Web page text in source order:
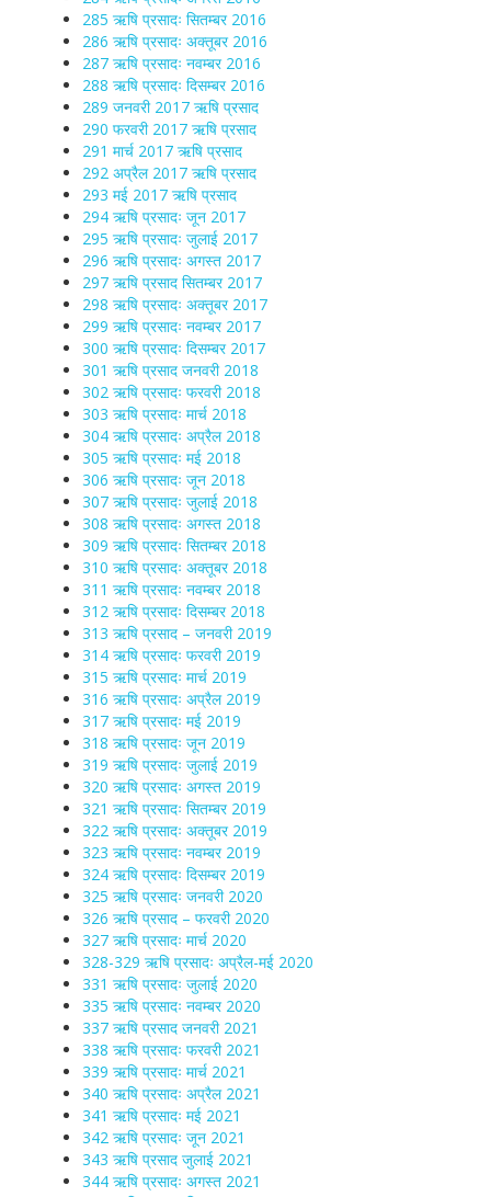
285 ऋषि प्रसादः सितम्बर 2016
286 ऋषि प्रसादः अक्तूबर 2016
287 ऋषि प्रसादः नवम्बर 2016
288 ऋषि प्रसादः दिसम्बर 2016
289 जनवरी 2017 ऋषि प्रसाद
290 फरवरी 2017 ऋषि प्रसाद
291 मार्च 2017 ऋषि प्रसाद
292 अप्रैल 2017 ऋषि प्रसाद
293 मई 2017 ऋषि प्रसाद
294 ऋषि प्रसादः जून 2017
295 ऋषि प्रसादः जुलाई 2017
296 ऋषि प्रसादः अगस्त 2017
297 ऋषि प्रसाद सितम्बर 2017
298 ऋषि प्रसादः अक्तूबर 2017
299 ऋषि प्रसादः नवम्बर 2017
300 ऋषि प्रसादः दिसम्बर 2017
301 ऋषि प्रसाद जनवरी 2018
302 ऋषि प्रसादः फरवरी 2018
303 ऋषि प्रसादः मार्च 2018
304 ऋषि प्रसादः अप्रैल 2018
305 ऋषि प्रसादः मई 2018
306 ऋषि प्रसादः जून 2018
307 ऋषि प्रसादः जुलाई 2018
308 ऋषि प्रसादः अगस्त 2018
309 ऋषि प्रसादः सितम्बर 2018
310 ऋषि प्रसादः अक्तूबर 2018
311 ऋषि प्रसादः नवम्बर 2018
312 ऋषि प्रसादः दिसम्बर 2018
313 ऋषि प्रसाद – जनवरी 2019
314 ऋषि प्रसादः फरवरी 2019
315 ऋषि प्रसादः मार्च 2019
316 ऋषि प्रसादः अप्रैल 2019
317 ऋषि प्रसादः मई 2019
318 ऋषि प्रसादः जून 2019
319 ऋषि प्रसादः जुलाई 2019
320 ऋषि प्रसादः अगस्त 2019
321 ऋषि प्रसादः सितम्बर 2019
322 ऋषि प्रसादः अक्तूबर 2019
323 ऋषि प्रसादः नवम्बर 2019
324 ऋषि प्रसादः दिसम्बर 2019
325 ऋषि प्रसादः जनवरी 2020
326 ऋषि प्रसाद – फरवरी 2020
327 ऋषि प्रसादः मार्च 2020
328-329 ऋषि प्रसादः अप्रैल-मई 2020
331 ऋषि प्रसादः जुलाई 2020
335 ऋषि प्रसादः नवम्बर 2020
337 ऋषि प्रसाद जनवरी 2021
338 ऋषि प्रसादः फरवरी 2021
339 ऋषि प्रसादः मार्च 2021
340 ऋषि प्रसादः अप्रैल 2021
341 ऋषि प्रसादः मई 2021
342 ऋषि प्रसादः जून 2021
343 ऋषि प्रसाद जुलाई 2021
344 ऋषि प्रसादः अगस्त 2021